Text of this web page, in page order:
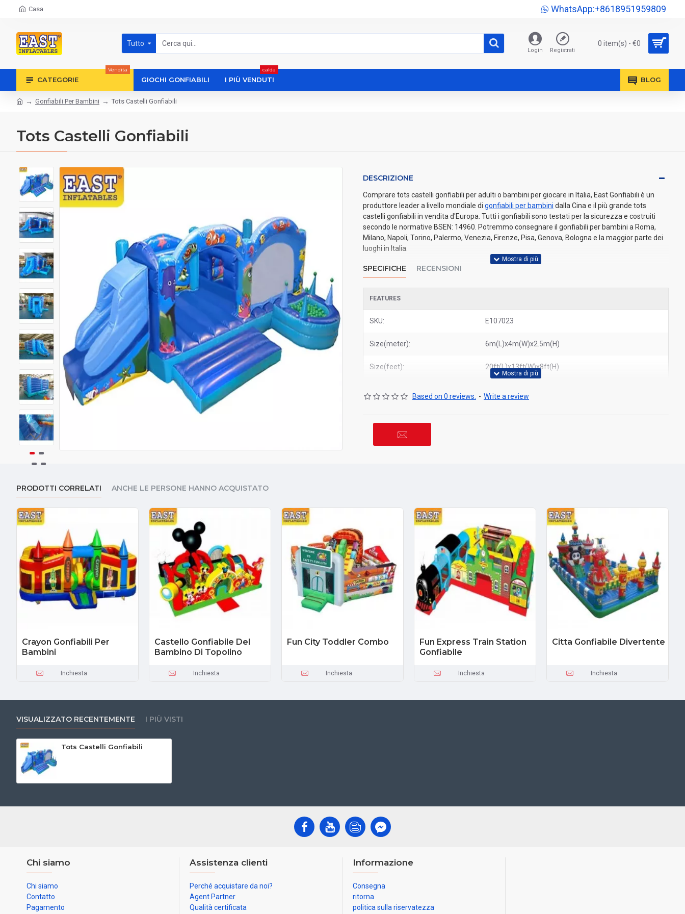
Casa WhatsApp:+8618951959809
Tutto
Login Registrati
0 item(s) - €0
CATEGORIE
Vendita
GIOCHI GONFIABILI I PIÙ VENDUTI
calda
BLOG
Gonfiabili Per Bambini Tots Castelli Gonfiabili
Tots Castelli Gonfiabili
DESCRIZIONE
Comprare tots castelli gonfiabili per adulti o bambini per giocare in Italia, East Gonfiabili è un
produttore leader a livello mondiale di gonfiabili per bambini dalla Cina e il più grande tots
castelli gonfiabili in vendita d'Europa. Tutti i gonfiabili sono testati per la sicurezza e costruiti
secondo le normative BSEN: 14960. Potremmo consegnare il gonfiabili per bambini a Roma,
Milano, Napoli, Torino, Palermo, Venezia, Firenze, Pisa, Genova, Bologna e la maggior parte dei
luoghi in Italia.
SPECIFICHE RECENSIONI
FEATURES
SKU: E107023
Size(meter): 6m(L)x4m(W)x2.5m(H)
Size(feet): 20ft(L)x13ft(W)x8ft(H)
Based on 0 reviews. - Write a review
PRODOTTI CORRELATI ANCHE LE PERSONE HANNO ACQUISTATO
Crayon Gonfiabili Per
Bambini
Inchiesta
Castello Gonfiabile Del
Bambino Di Topolino
Inchiesta
Fun City Toddler Combo
Inchiesta
Fun Express Train Station
Gonfiabile
Inchiesta
Citta Gonfiabile Divertente
Inchiesta
VISUALIZZATO RECENTEMENTE I PIÙ VISTI
Tots Castelli Gonfiabili
Chi siamo
Chi siamo
Contatto
Pagamento
Assistenza clienti
Perché acquistare da noi?
Agent Partner
Qualità certificata
Informazione
Consegna
ritorna
politica sulla riservatezza